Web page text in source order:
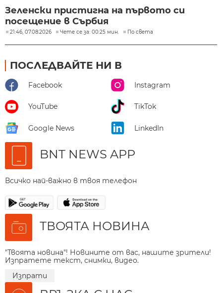
Зеленски пристигна на първото си
посещение в Сърбия
21:46, 07.08.2026 Чете се за: 00:25 мин. По света
ПОСЛЕДВАЙТЕ НИ В
Facebook Instagram
YouTube TikTok
Google News LinkedIn
BNT NEWS APP
Всичко най-важно в твоя телефон
ТВОЯТА НОВИНА
"Твоята новина"! Новините от вас, нашите зрители!
Изпратете текст, снимки, видео.
Изпрати